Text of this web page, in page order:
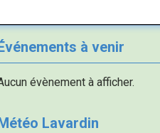
à venir
évènement à afficher.
Météo Lavardin